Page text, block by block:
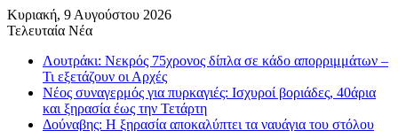
Κυριακή, 9 Αυγούστου 2026
Τελευταία Νέα
Λουτράκι: Νεκρός 75χρονος δίπλα σε κάδο απορριμμάτων –
Τι εξετάζουν οι Αρχές
Νέος συναγερμός για πυρκαγιές: Ισχυροί βοριάδες, 40άρια
και ξηρασία έως την Τετάρτη
Δούναβης: Η ξηρασία αποκαλύπτει τα ναυάγια του στόλου